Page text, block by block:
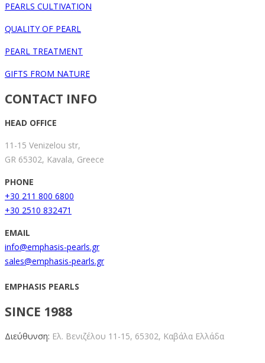
PEARLS CULTIVATION
QUALITY OF PEARL
PEARL TREATMENT
GIFTS FROM NATURE
CONTACT INFO
HEAD OFFICE
11-15 Venizelou str,
GR 65302, Kavala, Greece
PHONE
+30 211 800 6800
+30 2510 832471
EMAIL
info@emphasis-pearls.gr
sales@emphasis-pearls.gr
EMPHASIS PEARLS
SINCE 1988
Διεύθυνση: Ελ. Βενιζέλου 11-15, 65302, Καβάλα Ελλάδα